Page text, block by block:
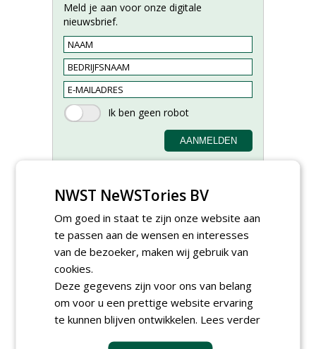
Meld je aan voor onze digitale
nieuwsbrief.
Allround
magazijnmedewerker
(fulltime) bij DSV zaden
Meewerkend Voorman
Sportvelden bij
Werkorganisatie BUCH
NWST NeWSTories BV
Om goed in staat te zijn onze website aan
te passen aan de wensen en interesses
van de bezoeker, maken wij gebruik van
cookies.
Deze gegevens zijn voor ons van belang
om voor u een prettige website ervaring
te kunnen blijven ontwikkelen. Lees verder